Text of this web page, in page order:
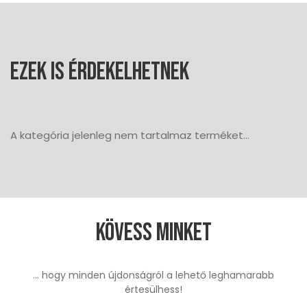
Ezek is érdekelhetnek
A kategória jelenleg nem tartalmaz terméket...
Kövess minket
... hogy minden újdonságról a lehető leghamarabb
értesülhess!